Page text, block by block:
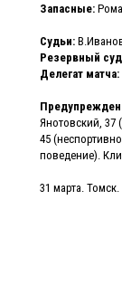
Запасные:
Судьи:
Резервный
Делегат матча:
Янотовский, 37
45
поведение).
31 марта.